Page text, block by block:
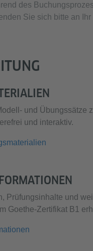
des
Sie sich bitte an Ihr
und Übungssätze
und interaktiv.
Prüfungsinhalte und
Goethe-Zertifikat B1